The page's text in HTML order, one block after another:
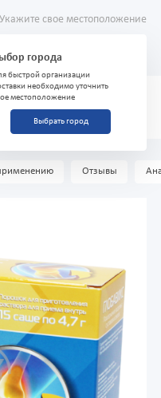
Укажите свое местоположение
города
быстрой организации
необходимо уточнить
местоположение
Выбрать город
мг 4,7 г №15 порошок для
Отзывы